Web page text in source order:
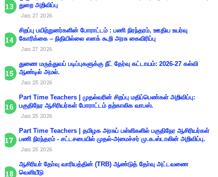
துறை அறிவிப்பு
Jan 27 2026
சிறப்பு பயிற்றுனர்களின் போராட்டம் : பணி நிரந்தரம், ஊதிய உயர்வு
கோரிக்கை – நிதியில்லை எனக் கூறி அரசு கைவிரிப்பு
Jan 27 2026
துணை மருத்துவப் படிப்புகளுக்கு நீட் தேர்வு கட்டாயம்: 2026-27 கல்வி
ஆண்டில் அமல்.
Jan 25 2026
Part Time Teachers | முதல்வரின் சிறப்பு மதிப்பெண்கள் அறிவிப்பு:
பகுதிநேர ஆசிரியர்கள் போராட்டம் தற்காலிக வாபஸ்.
Jan 25 2026
Part Time Teachers | தமிழக அரசுப் பள்ளிகளில் பகுதிநேர ஆசிரியர்கள்
பணி நிரந்தரம் - சட்டசபையில் முதல்-அமைச்சர் மு.க.ஸ்டாலின் அறிவிப்பு.
Jan 25 2026
ஆசிரியா் தோ்வு வாரியத்தின் (TRB) ஆண்டுத் தோ்வு அட்டவணை
வெளியீடு